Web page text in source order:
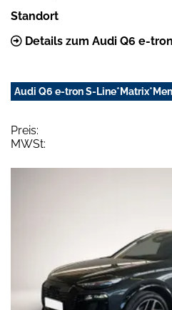
Standort
Details zum Audi Q6 e-
Audi Q6 e-tron S-
Preis:
MWSt: